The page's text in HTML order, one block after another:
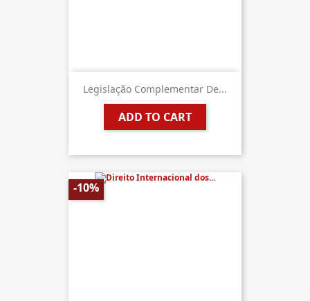
Legislação Complementar De...
ADD TO CART
-10%